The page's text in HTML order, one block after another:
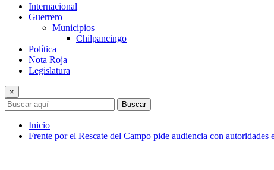
Internacional
Guerrero
Municipios
Chilpancingo
Política
Nota Roja
Legislatura
×
Buscar
Inicio
Frente por el Rescate del Campo pide audiencia con autoridades